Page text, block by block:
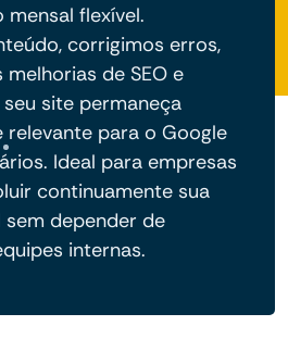
flexível.
corrigimos erros,
de SEO e
site permaneça
relevante para o Google
Ideal para empresas
continuamente sua
depender de
internas.